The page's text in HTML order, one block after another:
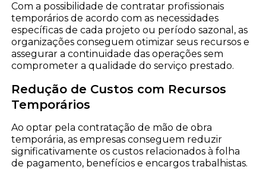
Com a possibilidade de contratar profissionais
temporários de acordo com as necessidades
específicas de cada projeto ou período sazonal, as
organizações conseguem otimizar seus recursos e
assegurar a continuidade das operações sem
comprometer a qualidade do serviço prestado.
Redução de Custos com Recursos
Temporários
Ao optar pela contratação de mão de obra
temporária, as empresas conseguem reduzir
significativamente os custos relacionados à folha
de pagamento, benefícios e encargos trabalhistas.